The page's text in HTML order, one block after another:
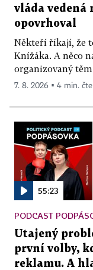
vláda vedená
opovrhoval
Někteří říkají, že
Knížáka. A něco
organizovaný
7. 8. 2026 ▪ 4 min.
55:23
PODCAST
Utajený
první volby,
reklamu. A